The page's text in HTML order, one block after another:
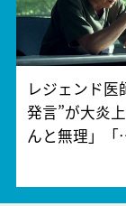
レジェンド医
発言”が大炎
んと無理」